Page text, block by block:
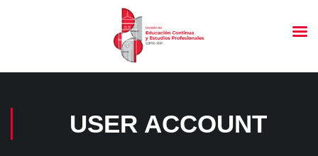
USER ACCOUNT